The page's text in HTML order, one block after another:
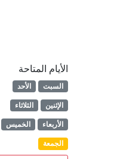
الأيام المتاحة
السبت
الأحد
الإثنين
الثلاثاء
الأربعاء
الخميس
الجمعة